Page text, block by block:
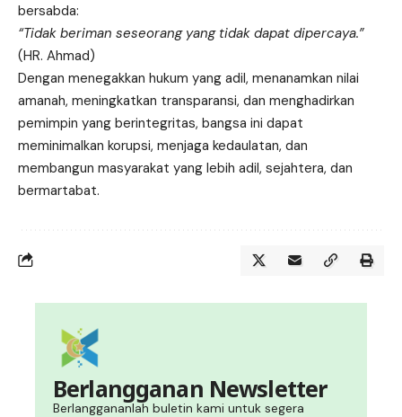
bersabda:
“Tidak beriman seseorang yang tidak dapat dipercaya.”
(HR. Ahmad)
Dengan menegakkan hukum yang adil, menanamkan nilai
amanah, meningkatkan transparansi, dan menghadirkan
pemimpin yang berintegritas, bangsa ini dapat
meminimalkan korupsi, menjaga kedaulatan, dan
membangun masyarakat yang lebih adil, sejahtera, dan
bermartabat.
Berlangganan Newsletter
Berlanggananlah buletin kami untuk segera